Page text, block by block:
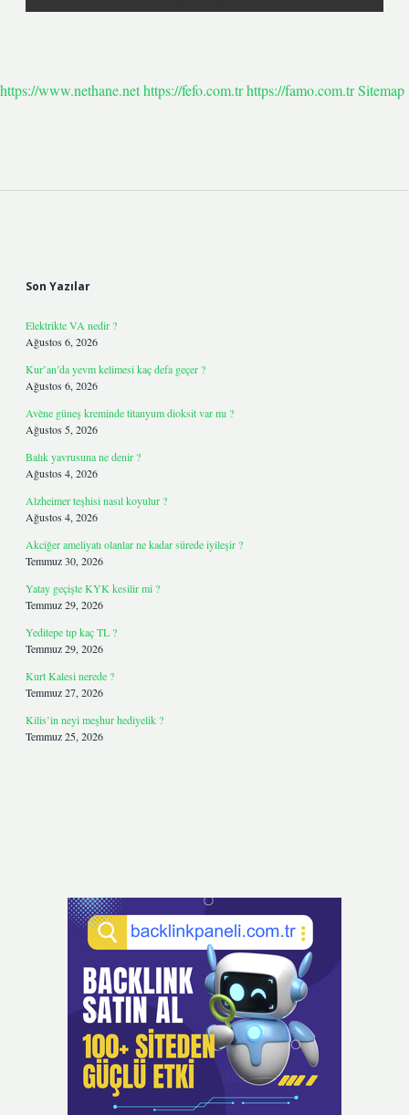
https://www.nethane.nethttps://fefo.com.trhttps://famo.com.trSitemap
Son Yazılar
Elektrikte VA nedir ?
Ağustos 6, 2026
Kur’an’da yevm kelimesi kaç defa geçer ?
Ağustos 6, 2026
Avène güneş kreminde titanyum dioksit var mı ?
Ağustos 5, 2026
Balık yavrusuna ne denir ?
Ağustos 4, 2026
Alzheimer teşhisi nasıl koyulur ?
Ağustos 4, 2026
Akciğer ameliyatı olanlar ne kadar sürede iyileşir ?
Temmuz 30, 2026
Yatay geçişte KYK kesilir mi ?
Temmuz 29, 2026
Yeditepe tıp kaç TL ?
Temmuz 29, 2026
Kurt Kalesi nerede ?
Temmuz 27, 2026
Kilis’in neyi meşhur hediyelik ?
Temmuz 25, 2026